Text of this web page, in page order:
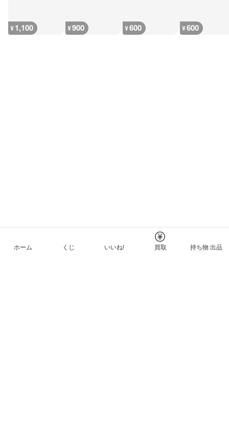
¥1,100 ¥900 ¥600 ¥600
ホーム くじ いいね! 買取 持ち物 出品